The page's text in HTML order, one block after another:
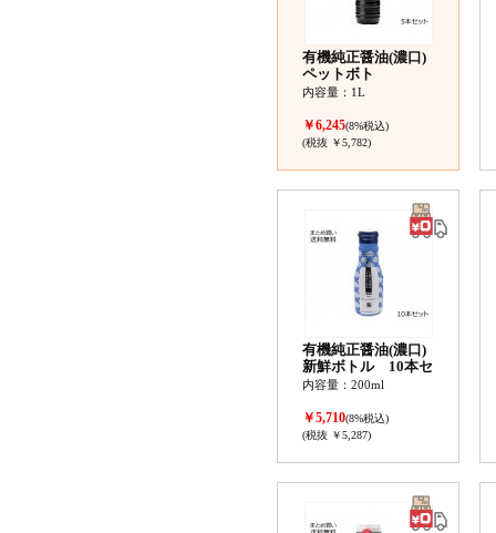
有機純正醤油(濃口)
ペットボト
内容量：1L
￥6,245(8%税込)
(税抜 ￥5,782)
有機純正醤油(濃口)
新鮮ボトル 10本セ
ット
内容量：200ml
￥5,710(8%税込)
(税抜 ￥5,287)